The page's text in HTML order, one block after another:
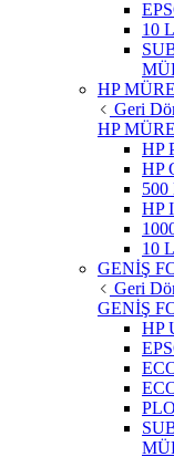
10
HP
Geri
HP
HP
HP
HP
10
GENİŞ
Geri
GENİŞ
HP